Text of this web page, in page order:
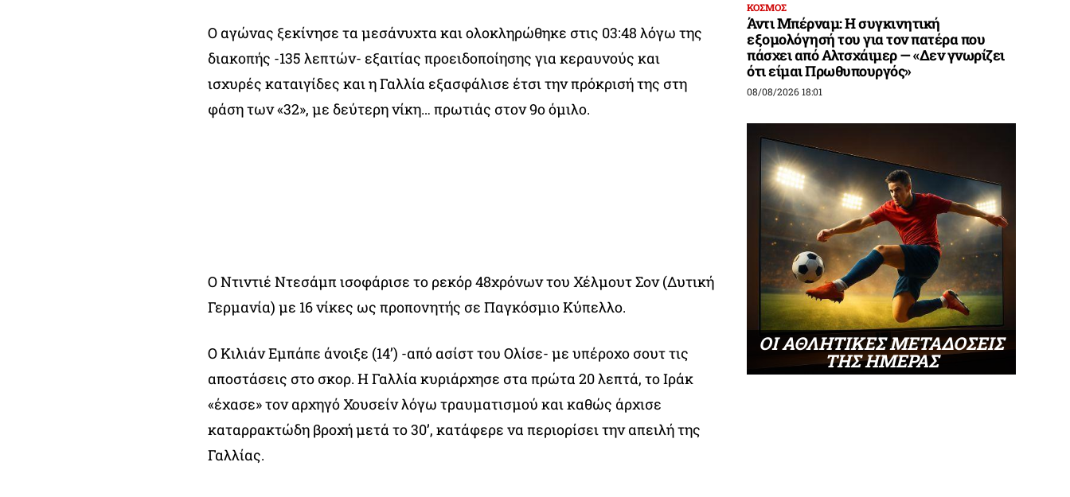
Ο αγώνας ξεκίνησε τα μεσάνυχτα και ολοκληρώθηκε στις 03:48 λόγω της
διακοπής -135 λεπτών- εξαιτίας προειδοποίησης για κεραυνούς και
ισχυρές καταιγίδες και η Γαλλία εξασφάλισε έτσι την πρόκρισή της στη
φάση των «32», με δεύτερη νίκη… πρωτιάς στον 9ο όμιλο.
Ο Ντιντιέ Ντεσάμπ ισοφάρισε το ρεκόρ 48χρόνων του Χέλμουτ Σον (Δυτική
Γερμανία) με 16 νίκες ως προπονητής σε Παγκόσμιο Κύπελλο.
Ο Κιλιάν Εμπάπε άνοιξε (14’) -από ασίστ του Ολίσε- με υπέροχο σουτ τις
αποστάσεις στο σκορ. H Γαλλία κυριάρχησε στα πρώτα 20 λεπτά, το Ιράκ
«έχασε» τον αρχηγό Χουσείν λόγω τραυματισμού και καθώς άρχισε
καταρρακτώδη βροχή μετά το 30’, κατάφερε να περιορίσει την απειλή της
Γαλλίας.
ΚΟΣΜΟΣ
Άντι Μπέρναμ: Η συγκινητική
εξομολόγησή του για τον πατέρα που
πάσχει από Αλτσχάιμερ — «Δεν γνωρίζει
ότι είμαι Πρωθυπουργός»
08/08/2026 18:01
ΟΙ ΑΘΛΗΤΙΚΕΣ ΜΕΤΑΔΟΣΕΙΣ
ΤΗΣ ΗΜΕΡΑΣ